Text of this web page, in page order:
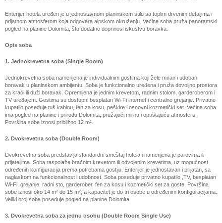
Enterijer hotela uređen je u jednostavnom planinskom stilu sa toplim drvenim detaljima i
prijatnom atmosferom koja odgovara alpskom okruženju. Većina soba pruža panoramski
pogled na planine Dolomita, što dodatno doprinosi iskustvu boravka.
Opis soba
1. Jednokrevetna soba (Single Room)
Jednokrevetna soba namenjena je individualnim gostima koji žele miran i udoban
boravak u planinskom ambijentu. Soba je funkcionalno uređena i pruža dovoljno prostora
za kraći ili duži boravak. Opremljena je jednim krevetom, radnim stolom, garderoberom i
TV uređajem. Gostima su dostupni besplatan Wi-Fi internet i centralno grejanje. Privatno
kupatilo poseduje tuš kabinu, fen za kosu, peškire i osnovni kozmetički set. Većina soba
ima pogled na planine i prirodu Dolomita, pružajući mirnu i opuštajuću atmosferu.
Površina sobe iznosi približno 12 m².
2. Dvokrevetna soba (Double Room)
Dvokrevetna soba predstavlja standardni smeštaj hotela i namenjena je parovima ili
prijateljima. Soba raspolaže bračnim krevetom ili odvojenim krevetima, uz mogućnost
određenih konfiguracija prema potrebama gostiju. Enterijer je jednostavan i prijatan, sa
naglaskom na funkcionalnost i udobnost. Soba poseduje privatno kupatilo ,TV, besplatan
Wi-Fi, grejanje, radni sto, garderober, fen za kosu i kozmetički set za goste. Površina
sobe iznosi oko 14 m² do 15 m², a kapacitet je do tri osobe u određenim konfiguracijama.
Veliki broj soba poseduje pogled na planine Dolomita.
3. Dvokrevetna soba za jednu osobu (Double Room Single Use)